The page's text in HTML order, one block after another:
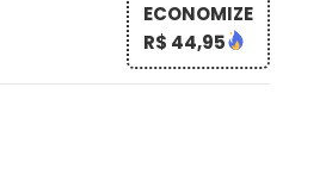
ECONOMIZE
R$ 44,95